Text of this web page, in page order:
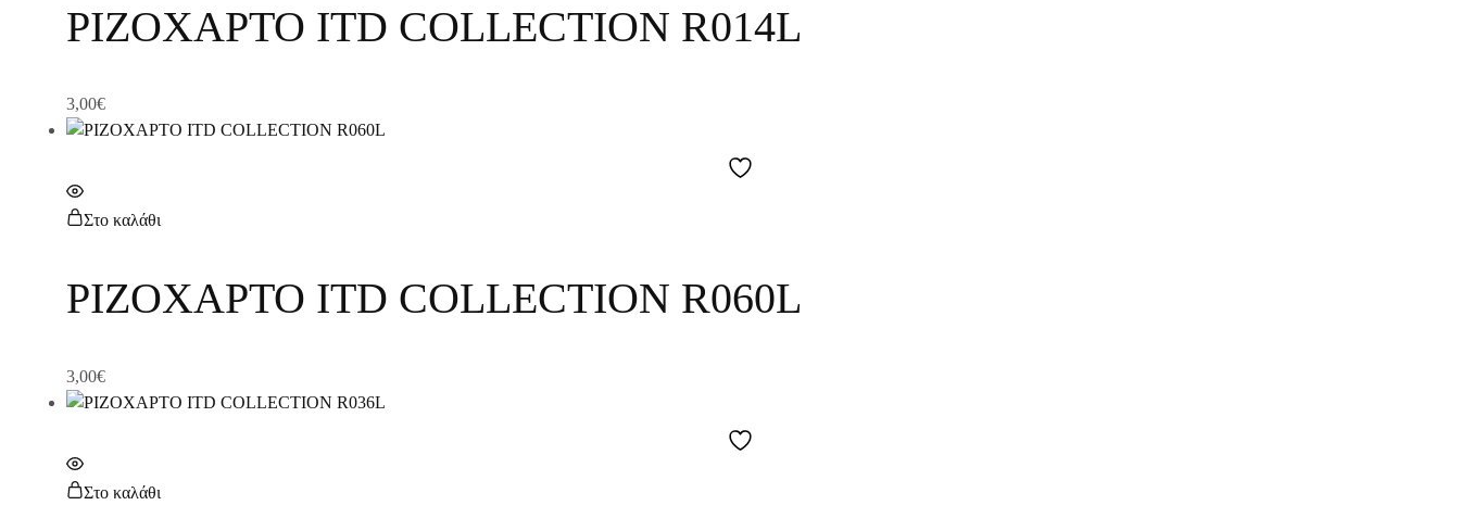
ΡΙΖΟΧΑΡΤΟ ITD COLLECTION R014L
3,00€
Στο καλάθι
ΡΙΖΟΧΑΡΤΟ ITD COLLECTION R060L
3,00€
Στο καλάθι